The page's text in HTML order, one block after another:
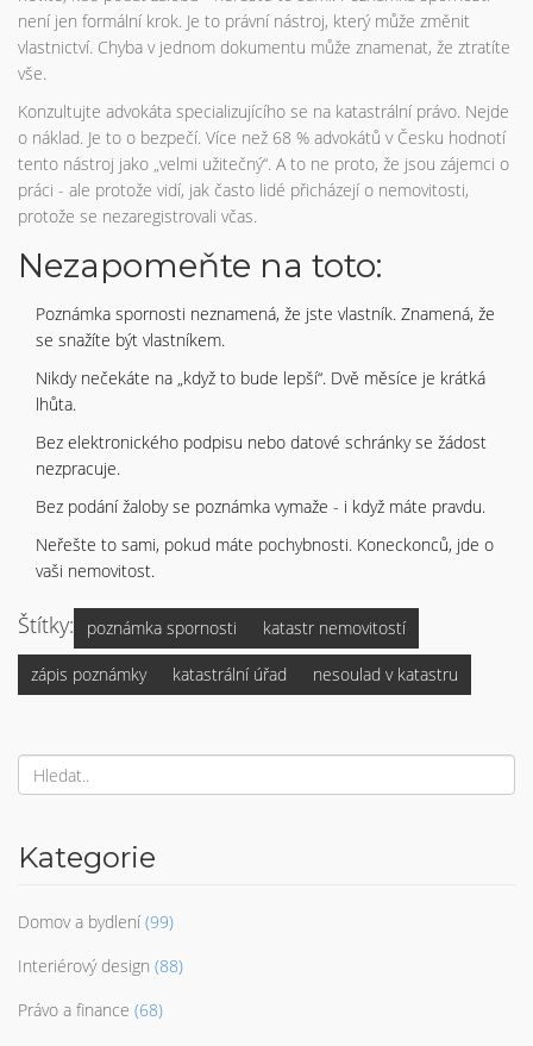
není jen formální krok. Je to právní nástroj, který může změnit
vlastnictví. Chyba v jednom dokumentu může znamenat, že ztratíte
vše.
Konzultujte advokáta specializujícího se na katastrální právo. Nejde
o náklad. Je to o bezpečí. Více než 68 % advokátů v Česku hodnotí
tento nástroj jako „velmi užitečný“. A to ne proto, že jsou zájemci o
práci - ale protože vidí, jak často lidé přicházejí o nemovitosti,
protože se nezaregistrovali včas.
Nezapomeňte na toto:
Poznámka spornosti neznamená, že jste vlastník. Znamená, že
se snažíte být vlastníkem.
Nikdy nečekáte na „když to bude lepší“. Dvě měsíce je krátká
lhůta.
Bez elektronického podpisu nebo datové schránky se žádost
nezpracuje.
Bez podání žaloby se poznámka vymaže - i když máte pravdu.
Neřešte to sami, pokud máte pochybnosti. Koneckonců, jde o
vaši nemovitost.
Štítky: poznámka spornosti katastr nemovitostí
zápis poznámky katastrální úřad nesoulad v katastru
Kategorie
Domov a bydlení (99)
Interiérový design (88)
Právo a finance (68)